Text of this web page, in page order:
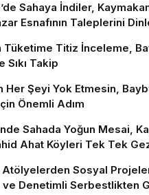
Sahaya İndiler,
Esnafının Taleplerini
Tüketime Titiz İnceleme,
Sıkı Takip
Her Şeyi Yok Etmesin,
Önemli Adım
Sahada Yoğun Mesai,
Ahat Köyleri Tek Tek
Atölyelerden Sosyal
Denetimli Serbestlikten